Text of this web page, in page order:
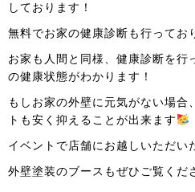
しております！
無料でお家の健康診断も行ってお
お家も人間と同様、健康診断を行
の健康状態がわかります！
もしお家の外壁に元気がない場合
トも安く抑えることが出来ます
イベントで店舗にお越しいただい
外壁塗装のブースもぜひご覧くだ